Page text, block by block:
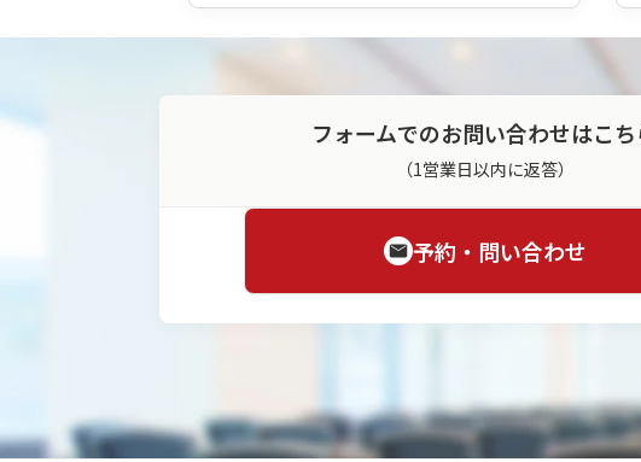
フォームでのお問い合わせはこち
（1営業日以内に返答）
予約・問い合わせ